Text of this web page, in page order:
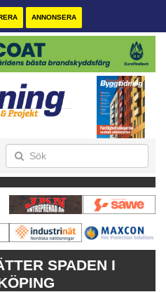
ANNONSERA
SPADEN I